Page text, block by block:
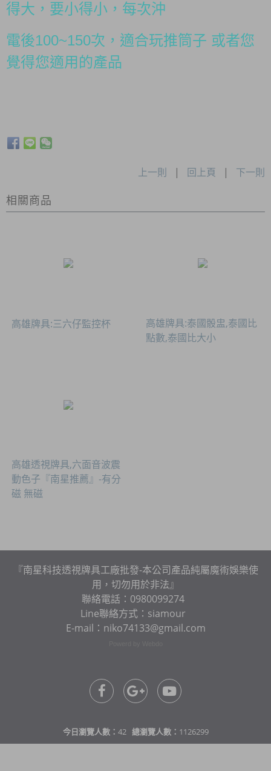
得大，要小得小，每次沖
電後100~150次，適合玩推筒子 或者您
覺得您適用的產品
上一則 | 回上頁 | 下一則
相關商品
高雄牌具:三六仔監控杯
高雄牌具:泰國骰盅,泰國比
點數,泰國比大小
高雄透視牌具,六面音波震
動色子『南星推薦』-有分
磁 無磁
『南星科技透視牌具工廠批發-本公司產品純屬魔術娛樂使
用，切勿用於非法』
聯絡電話：0980099274
Line聯絡方式：siamour
E-mail：niko74133@gmail.com
今日瀏覽人數： 42 總瀏覽人數： 1126299